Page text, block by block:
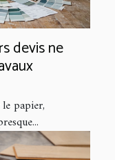
devis ne
papier,